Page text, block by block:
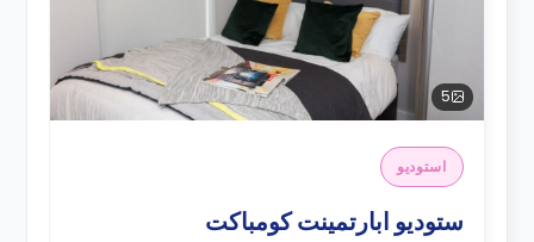
5
استوديو
ستوديو ابارتمينت كومباكت